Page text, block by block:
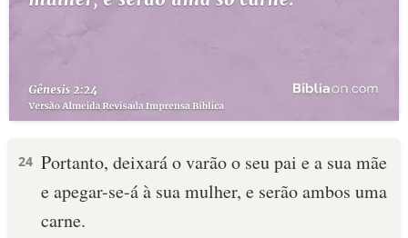
24 Portanto, deixará o varão o seu pai e a sua mãe
e apegar-se-á à sua mulher, e serão ambos uma
carne.